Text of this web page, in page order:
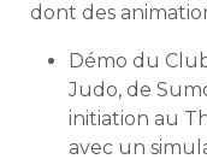
dont des
Démo du
Judo, de
initiation au
avec un